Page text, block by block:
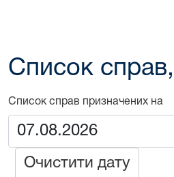
Список
Список справ призначених на
Очистити дату